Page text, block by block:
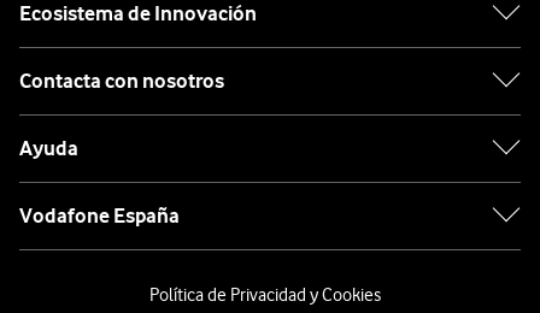
Ecosistema de Innovación
Contacta con nosotros
Ayuda
Vodafone España
Política de Privacidad y Cookies